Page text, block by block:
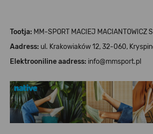
Tootja: MM-SPORT MACIEJ MACIANTOWICZ
Aadress: ul. Krakowiaków 12, 32-060,
Elektrooniline aadress: info@mmsport.pl